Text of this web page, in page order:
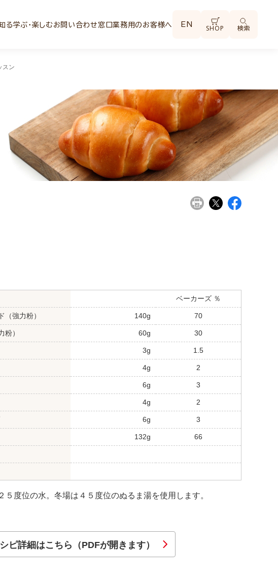
る学ぶ・楽しむお問い合わせ窓口業務用のお客様へ EN SHOP 検索
スン
ベーカーズ ％
強力粉） 140g 70
） 60g 30
3g 1.5
4g 2
6g 3
4g 2
6g 3
132g 66
５度位の水。冬場は４５度位のぬるま湯を使用します。
ピ詳細はこちら（PDFが開きます）